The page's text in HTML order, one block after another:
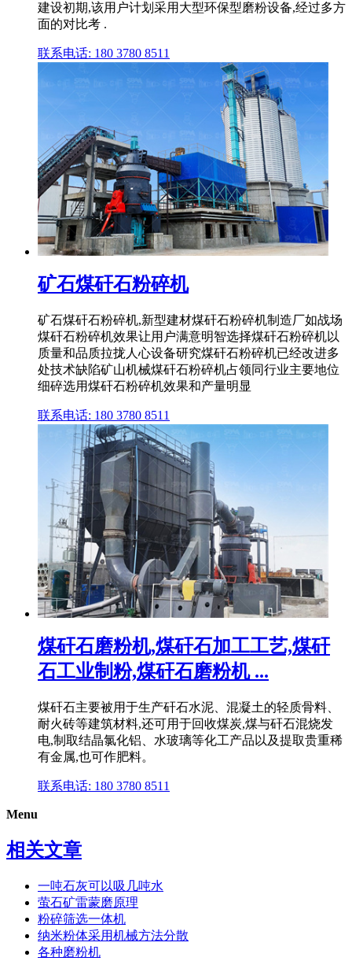
建设初期,该用户计划采用大型环保型磨粉设备,经过多方
面的对比考 .
联系电话: 180 3780 8511
矿石煤矸石粉碎机
矿石煤矸石粉碎机,新型建材煤矸石粉碎机制造厂如战场
煤矸石粉碎机效果让用户满意明智选择煤矸石粉碎机以
质量和品质拉拢人心设备研究煤矸石粉碎机已经改进多
处技术缺陷矿山机械煤矸石粉碎机占领同行业主要地位
细碎选用煤矸石粉碎机效果和产量明显
联系电话: 180 3780 8511
煤矸石磨粉机,煤矸石加工工艺,煤矸
石工业制粉,煤矸石磨粉机 ...
煤矸石主要被用于生产矸石水泥、混凝土的轻质骨料、
耐火砖等建筑材料,还可用于回收煤炭,煤与矸石混烧发
电,制取结晶氯化铝、水玻璃等化工产品以及提取贵重稀
有金属,也可作肥料。
联系电话: 180 3780 8511
Menu
相关文章
一吨石灰可以吸几吨水
萤石矿雷蒙磨原理
粉碎筛选一体机
纳米粉体采用机械方法分散
各种磨粉机